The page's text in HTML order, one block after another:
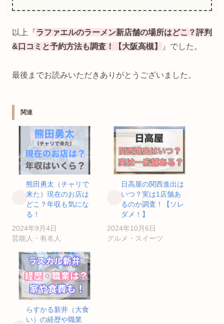
以上『ラファエルのラーメン新店舗の場所はどこ？評判
&口コミと予約方法も調査！【大阪高槻】
』でした。
最後までお読みいただきありがとうございました。
関連
熊田勇太（チャリで
来た）現在のお店は
どこ？年収も気にな
る！
2024年9月4日
芸能人・有名人
日高屋の関西進出は
いつ？実は1店舗あ
るのか調査！【ソレ
ダメ！】
2024年10月6日
グルメ・スイーツ
らすかる新井（大食
い）の経歴や職業